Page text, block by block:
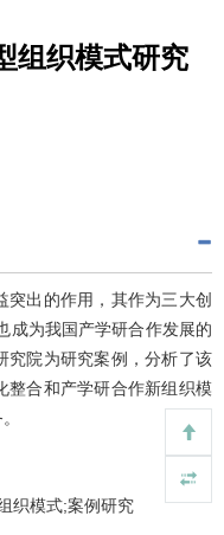
组织模式研究
出的作用，其作为三大创
成为我国产学研合作发展的
究院为研究案例，分析了该
整合和产学研合作新组织模
织模式;案例研究